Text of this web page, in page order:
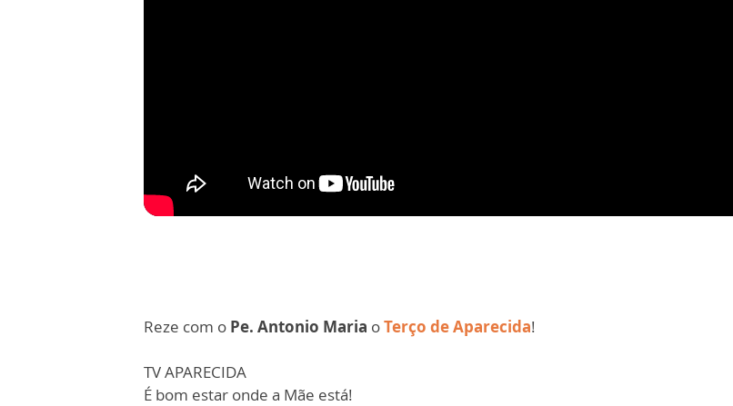
Reze com o Pe. Antonio Maria oTerço de Aparecida!
TV APARECIDA
É bom estar onde a Mãe está!